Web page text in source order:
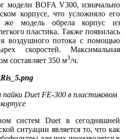
модели BOFA V300, изначально
корпусе, что усложняло его
же модель обрела корпус из
пластика. Также появилась
воздушного потока с помощью
скоростей. Максимальная
составляет 350 м3/ч.
Duet FE-300 в пластиковом
корпусе
систем Duet в сегодняшней
ситуации является то, что как